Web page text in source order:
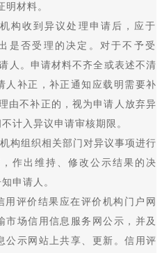
材料。
收到异议处理申请后，应于
是否受理的决定。对于不予受
人。申请材料不齐全或表述不清
人补正，补正通知应载明需要补
由不补正的，视为申请人放弃异
计入异议申请审核期限。
组织相关部门对异议事项进行
作出维持、修改公示结果的决
申请人。
评价结果应在评价机构门户网
市场信用信息服务网公示，并及
公示网站上共享、更新。信用评